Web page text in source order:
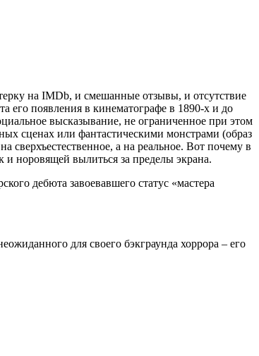
на IMDb, и смешанные отзывы, и отсутствие
его появления в кинематографе в 1890-х и до
высказывание, не ограниченное при этом
сценах или фантастическими монстрами (образ
сверхъестественное, а на реальное. Вот почему в
норовящей вылиться за пределы экрана.
дебюта завоевавшего статус «мастера
для своего бэкграунда хоррора – его